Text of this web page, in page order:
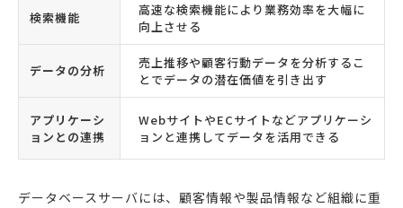
検索機能
高速な検索機能により業務効率を大幅に
向上させる
データの分析
売上推移や顧客行動データを分析するこ
とでデータの潜在価値を引き出す
アプリケーシ
ョンとの連携
WebサイトやECサイトなどアプリケーシ
ョンと連携してデータを活用できる
データベースサーバには、顧客情報や製品情報など組織に重